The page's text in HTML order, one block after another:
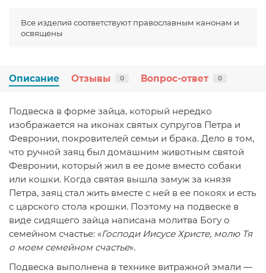
Все изделия соответствуют православным канонам и
освящены
Описание Отзывы 0 Вопрос-ответ 0
Подвеска в форме зайца, который нередко
изображается на иконах святых супругов Петра и
Февронии, покровителей семьи и брака. Дело в том,
что ручной заяц был домашним животным святой
Февронии, который жил в ее доме вместо собаки
или кошки. Когда святая вышла замуж за князя
Петра, заяц стал жить вместе с ней в ее покоях и есть
с царского стола крошки. Поэтому на подвеске в
виде сидящего зайца написана молитва Богу о
семейном счастье: «Господи Иисусе Христе, молю Тя
о моем семейном счастье».
Подвеска выполнена в технике витражной эмали —